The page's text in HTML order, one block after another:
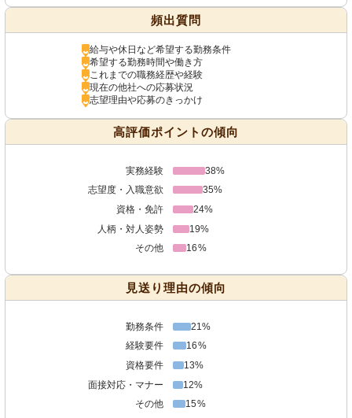
頻出質問
給与や休日など希望する勤務条件
希望する勤務時間や働き方
これまでの職務経歴や経験
現在の他社への応募状況
志望理由や応募のきっかけ
高評価ポイントの傾向
実務経験
38%
志望度・入職意欲
35%
資格・免許
24%
人柄・対人姿勢
19%
その他
16%
見送り理由の傾向
勤務条件
21%
経験要件
16%
資格要件
13%
面接対応・マナー
12%
その他
15%